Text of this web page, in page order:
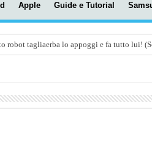
Apple Guide e Tutorial
robot tagliaerba lo appoggi e fa tutto lui!
Piccola, 4K e molto efficace. Ecco come va